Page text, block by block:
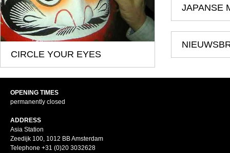
JAPANSE
CIRCLE YOUR EYES
OPENING TIMES
permanently closed
ADDRESS
Asia Station
Zeedijk 100, 1012 BB Amsterdam
Telephone +31 (0)20 3032628